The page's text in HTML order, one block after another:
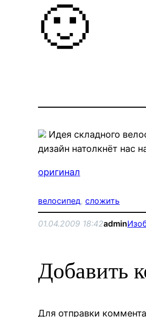
🙂
Идея складного
дизайн натолкнёт нас
оригинал
велосипед, сложить
01.04.2009 18:42admin
Добавить
Для отправки